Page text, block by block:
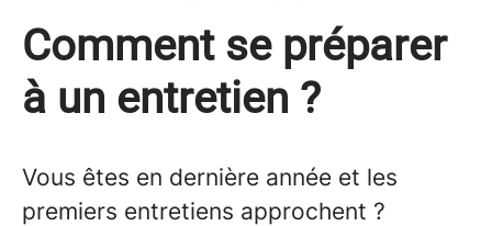
Comment se préparer
à un entretien ?
Vous êtes en dernière année et les
premiers entretiens approchent ?